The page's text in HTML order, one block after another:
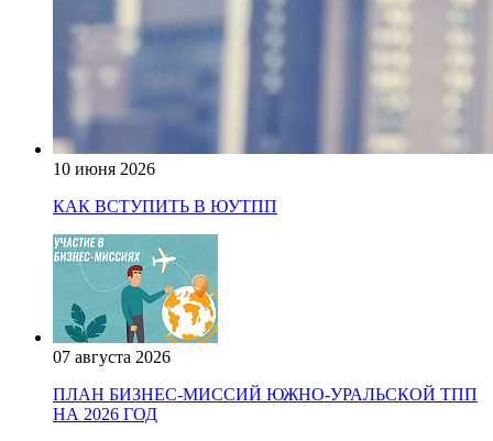
10 июня 2026
КАК ВСТУПИТЬ В ЮУТПП
07 августа 2026
ПЛАН БИЗНЕС-МИССИЙ ЮЖНО-УРАЛЬСКОЙ ТПП
НА 2026 ГОД